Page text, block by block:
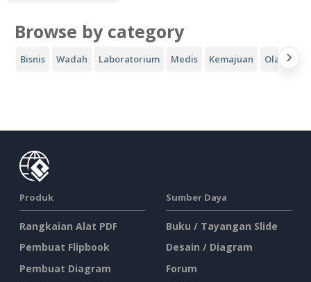
Browse by category
Bisnis Wadah Laboratorium Medis Kemajuan Olahraga
Produk
Rangkaian Alat PDF
Pembuat Flipbook
Pembuat Diagram
Sumber Daya
Buku / Tayangan Slide
Desain / Diagram
Forum